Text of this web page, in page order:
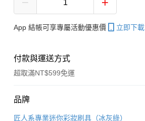
App 結帳可享專屬活動優惠價 立即下載
付款與運送方式
超取滿NT$599免運
付款方式
信用卡一次付款
品牌
匠人系專業迷你彩妝刷具（冰灰綠）